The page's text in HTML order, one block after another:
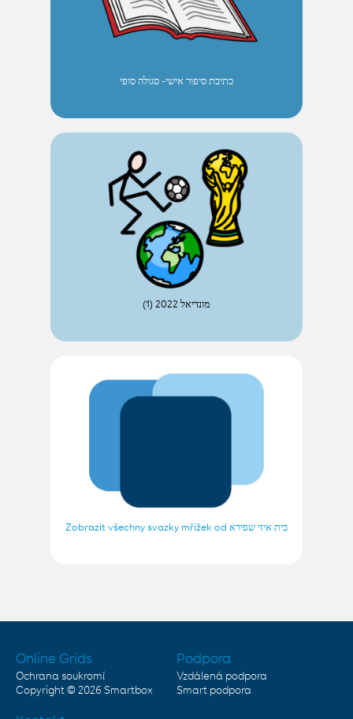
כתיבת סיפור אישי- סגולה סופי
מונדיאל 2022 (1)
Zobrazit všechny svazky mřížek od בית איזי שפירא
Online Grids
Ochrana soukromí
Copyright © 2026 Smartbox
Podpora
Vzdálená podpora
Smart podpora